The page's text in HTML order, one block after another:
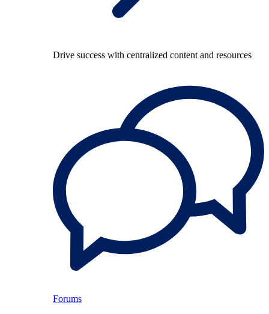
Drive success with centralized content and resources
Forums